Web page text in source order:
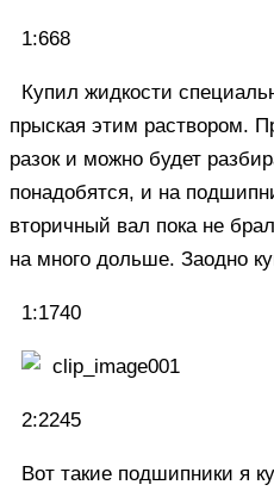
1:668
Купил жидкости
прыская этим раствором.
разок и можно будет
понадобятся, и на
вторичный вал пока не
на много дольше. Заодно
1:1740
2:2245
Вот такие подшипники я